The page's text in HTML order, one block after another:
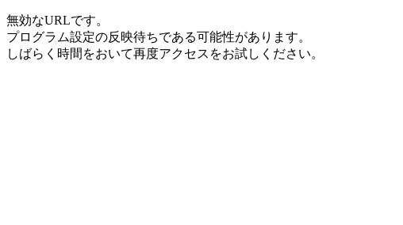
無効なURLです。
プログラム設定の反映待ちである可能性があります。
しばらく時間をおいて再度アクセスをお試しください。